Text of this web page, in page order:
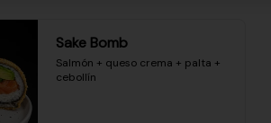
Sake Bomb
Salmón + queso crema + palta +
cebollín